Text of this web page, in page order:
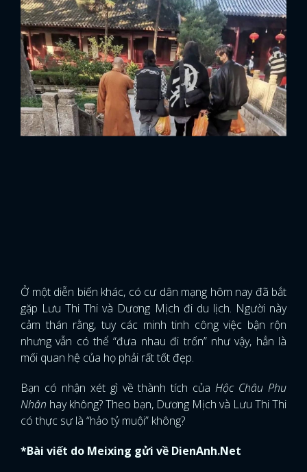
Ở một diễn biến khác, có cư dân mạng hôm nay đã bắt
gặp Lưu Thi Thi và Dương Mịch đi du lịch. Người này
cảm thán rằng, tuy các minh tinh công việc bận rộn
nhưng vẫn có thể “đưa nhau đi trốn” như vậy, hẳn là
mối quan hệ của họ phải rất tốt đẹp.
Bạn có nhận xét gì về thành tích củaHộc Châu Phu
Nhân hay không? Theo bạn, Dương Mịch và Lưu Thi Thi
có thực sự là “hảo tỷ muội” không?
*Bài viết do Meixing gửi về DienAnh.Net